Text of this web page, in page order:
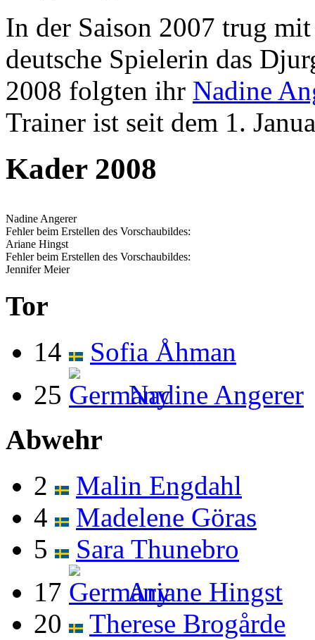
In der Saison 2007 trug
deutsche Spielerin das
2008 folgten ihr Nadine
Trainer ist seit dem 1.
Kader 2008
Nadine Angerer
Fehler beim Erstellen des Vorschaubildes:
Ariane Hingst
Fehler beim Erstellen des Vorschaubildes:
Jennifer Meier
Tor
14
Sofia Åhman
25
Nadine Angerer
Abwehr
2
Malin Engdahl
4
Madelene Göras
5
Sara Thunebro
17
Ariane Hingst
20
Therese Brogårde